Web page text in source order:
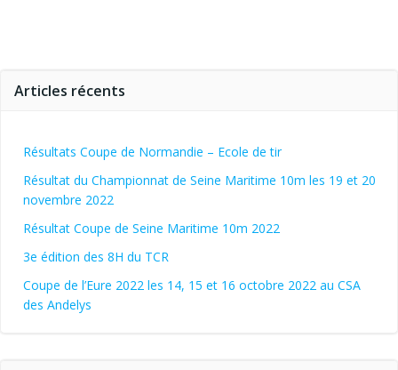
Articles récents
Résultats Coupe de Normandie – Ecole de tir
Résultat du Championnat de Seine Maritime 10m les 19 et 20
novembre 2022
Résultat Coupe de Seine Maritime 10m 2022
3e édition des 8H du TCR
Coupe de l’Eure 2022 les 14, 15 et 16 octobre 2022 au CSA
des Andelys